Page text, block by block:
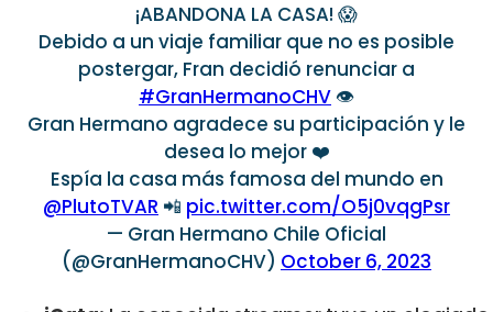
¡ABANDONA LA CASA! 😱
Debido a un viaje familiar que no es posible
postergar, Fran decidió renunciar a
#GranHermanoCHV 👁️
Gran Hermano agradece su participación y le
desea lo mejor ❤️
Espía la casa más famosa del mundo en
@PlutoTVAR 📲 pic.twitter.com/O5j0vqgPsr
— Gran Hermano Chile Oficial
(@GranHermanoCHV) October 6, 2023